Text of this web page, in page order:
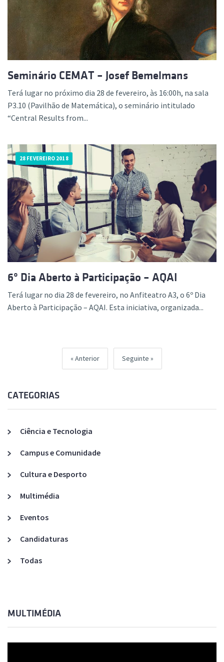
Seminário CEMAT – Josef Bemelmans
Terá lugar no próximo dia 28 de fevereiro, às 16:00h, na sala
P3.10 (Pavilhão de Matemática), o seminário intitulado
“Central Results from...
28 FEVEREIRO 2018
6º Dia Aberto à Participação – AQAI
Terá lugar no dia 28 de fevereiro, no Anfiteatro A3, o 6º Dia
Aberto à Participação – AQAI. Esta iniciativa, organizada...
Anterior Seguinte
CATEGORIAS
Ciência e Tecnologia
Campus e Comunidade
Cultura e Desporto
Multimédia
Eventos
Candidaturas
Todas
MULTIMÉDIA